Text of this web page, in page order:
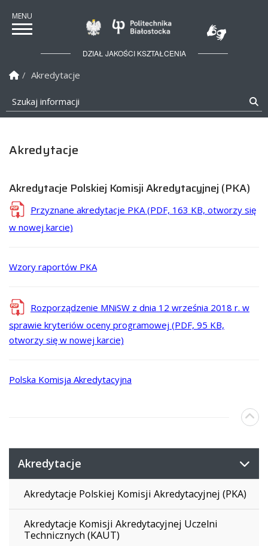
Politechnika
DZIAŁ JAKOŚCI KSZTAŁCENIA
Strona Główna
Akredytacje
Szukaj informacji
Akredytacje
Akredytacje Polskiej Komisji Akredytacyjnej (PKA)
Przyznane akredytacje PKA (PDF, 163 KB, otworzy się
w nowej karcie)
Wzory raportów PKA
Rozporządzenie MNiSW z dnia 12 września 2018 r. w
sprawie kryteriów oceny programowej (PDF, 95 KB,
otworzy się w nowej karcie)
Polska Komisja Akredytacyjna
Akredytacje
Akredytacje Polskiej Komisji Akredytacyjnej (PKA)
Akredytacje Komisji Akredytacyjnej Uczelni
Technicznych (KAUT)